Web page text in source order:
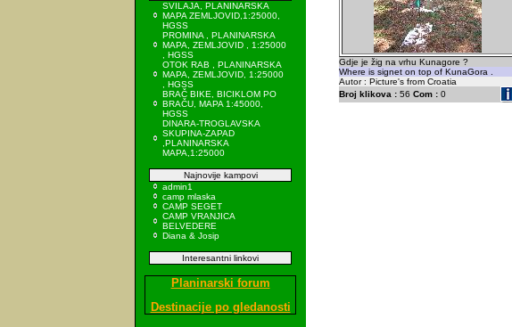
SVILAJA, PLANINARSKA
MAPA ZEMLJOVID,1:25000,
HGSS
PROMINA , PLANINARSKA
MAPA, ZEMLJOVID , 1:25000
, HGSS
OTOK RAB , PLANINARSKA
MAPA, ZEMLJOVID, 1:25000
, HGSS
BRAČ BIKE, BICIKLOM PO
BRAČU, MAPA 1:45000,
HGSS
DINARA-TROGLAVSKA
SKUPINA-ZAPAD
,PLANINARSKA
MAPA,1:25000
Najnovije kampovi
admin1
camp mlaska
CAMP SEGET
CAMP VRANJICA
BELVEDERE
Diana & Josip
Interesantni linkovi
Planinarski forum
Destinacije po gledanosti
Gdje je žig na vrhu Kunagore ?
Where is signet on top of KunaGora .
Autor : Picture's from Croatia
Broj klikova : 56 Com : 0